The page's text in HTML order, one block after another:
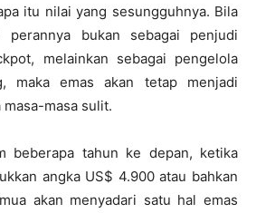
itu nilai yang sesungguhnya. Bila
perannya bukan sebagai penjudi
melainkan sebagai pengelola
maka emas akan tetap menjadi
masa sulit.
beberapa tahun ke depan, ketika
angka US$ 4.900 atau bahkan
akan menyadari satu hal emas